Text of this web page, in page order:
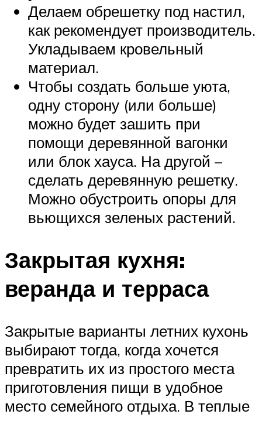
Делаем обрешетку под настил,
как рекомендует производитель.
Укладываем кровельный
материал.
Чтобы создать больше уюта,
одну сторону (или больше)
можно будет зашить при
помощи деревянной вагонки
или блок хауса. На другой –
сделать деревянную решетку.
Можно обустроить опоры для
вьющихся зеленых растений.
Закрытая кухня:
веранда и терраса
Закрытые варианты летних кухонь
выбирают тогда, когда хочется
превратить их из простого места
приготовления пищи в удобное
место семейного отдыха. В теплые